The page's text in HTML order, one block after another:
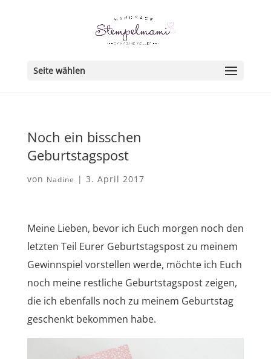
Seite wählen
Noch ein bisschen
Geburtstagspost
von Nadine | 3. April 2017
Meine Lieben, bevor ich Euch morgen noch den
letzten Teil Eurer Geburtstagspost zu meinem
Gewinnspiel vorstellen werde, möchte ich Euch
noch meine restliche Geburtstagspost zeigen,
die ich ebenfalls noch zu meinem Geburtstag
geschenkt bekommen habe.